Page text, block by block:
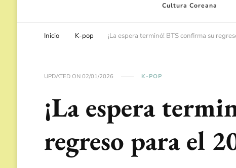
Cultura Coreana
Inicio K-pop ¡La espera terminó! BTS confirma su
UPDATED ON 02/01/2026 K-POP
¡La espera
regreso para el